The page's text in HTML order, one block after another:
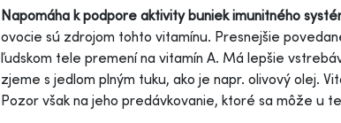
Napomáha k podpore aktivity buniek imunitného
ovocie sú zdrojom tohto vitamínu. Presnejšie
ľudskom tele premení na vitamín A. Má lepšie
zjeme s jedlom plným tuku, ako je napr. olivový olej.
Pozor však na jeho predávkovanie, ktoré sa môže u